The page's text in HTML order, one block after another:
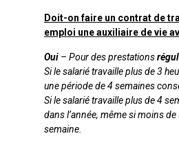
Doit-on faire un contrat de
emploi une auxiliaire de vie
Oui – Pour des prestations
Si le salarié travaille plus de 3
une période de 4 semaines
Si le salarié travaille plus de 4
dans l’année, même si moins
semaine.